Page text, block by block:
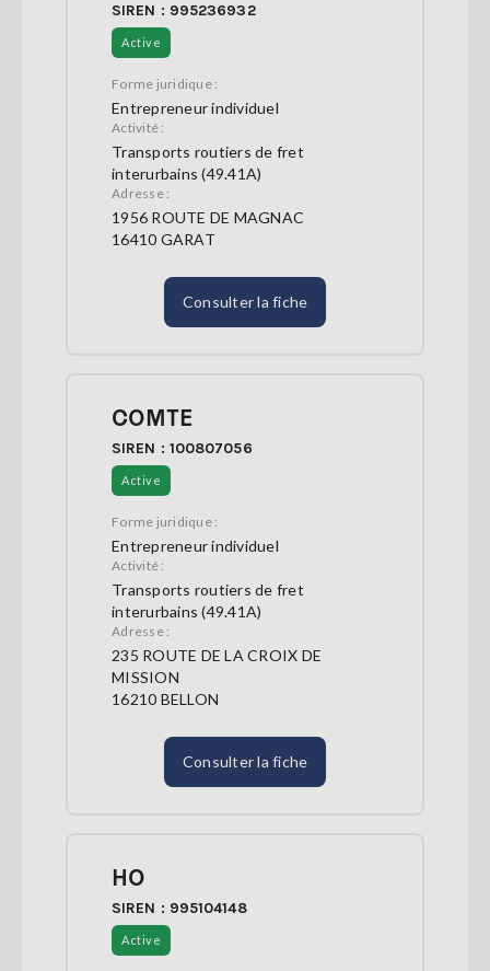
SIREN : 995236932
Active
Forme juridique :
Entrepreneur individuel
Activité :
Transports routiers de fret
interurbains (49.41A)
Adresse :
1956 ROUTE DE MAGNAC
16410 GARAT
Consulter la fiche
COMTE
SIREN : 100807056
Active
Forme juridique :
Entrepreneur individuel
Activité :
Transports routiers de fret
interurbains (49.41A)
Adresse :
235 ROUTE DE LA CROIX DE
MISSION
16210 BELLON
Consulter la fiche
HO
SIREN : 995104148
Active